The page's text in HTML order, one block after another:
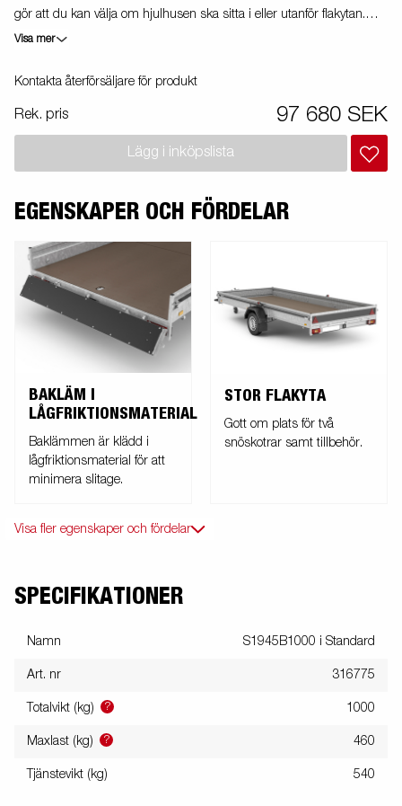
gör att du kan välja om hjulhusen ska sitta i eller utanför flakytan.
Den stora flakytan gör det enkelt att lasta både skrymmande och
nedsäknta bindöglor i flakytan, vilket gör det extra smidigt att surra
för att tåla tuff användning. Vagnen på bilden kan vara extrautrustad.
Visa mer
Kontakta återförsäljare för produkt
Rek. pris 97 680 SEK
Lägg i inköpslista
EGENSKAPER OCH FÖRDELAR
BAKLÄM I
LÅGFRIKTIONSMATERIAL
Baklämmen är klädd i
lågfriktionsmaterial för att
minimera slitage.
STOR FLAKYTA
Gott om plats för två
snöskotrar samt tillbehör.
Visa fler egenskaper och fördelar
SPECIFIKATIONER
Namn S1945B1000 i Standard
Art. nr 316775
Totalvikt (kg) ? 1000
Maxlast (kg) ? 460
Tjänstevikt (kg) 540